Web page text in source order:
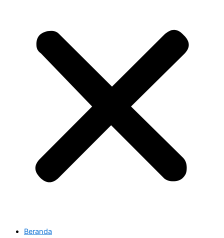
Beranda